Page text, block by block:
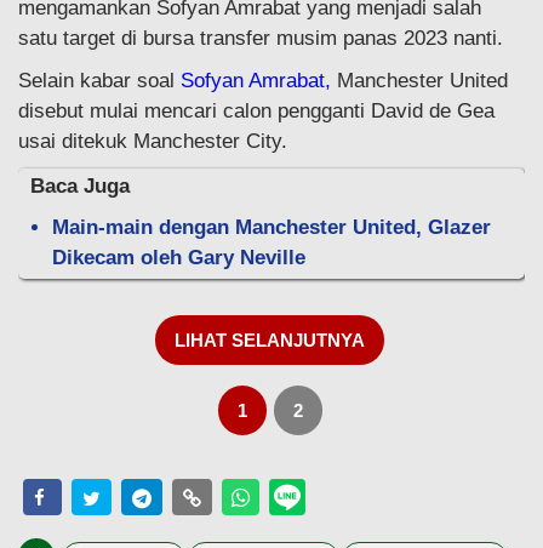
mengamankan Sofyan Amrabat yang menjadi salah
satu target di bursa transfer musim panas 2023 nanti.
Selain kabar soal Sofyan Amrabat, Manchester United
disebut mulai mencari calon pengganti David de Gea
usai ditekuk Manchester City.
Baca Juga
Main-main dengan Manchester United, Glazer
Dikecam oleh Gary Neville
LIHAT SELANJUTNYA
1 2